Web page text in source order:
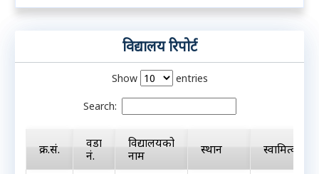
विद्यालय रिपोर्ट
Show entries
Search:
क्र.सं.
वडा
नं.
विद्यालयको
नाम
स्थान स्वामित्व